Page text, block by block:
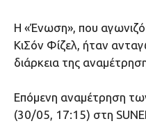
Η «Ένωση», που
ΚιΣόν Φίζελ, ήταν
διάρκεια της
Επόμενη αναμέτρηση
(30/05, 17:15) στη